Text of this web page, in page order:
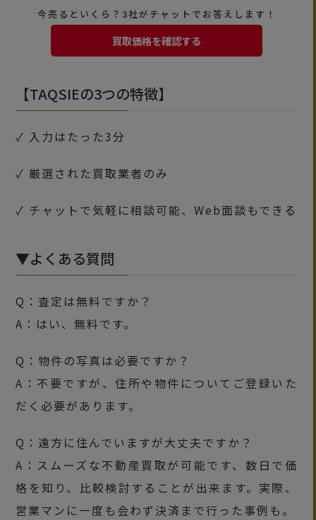
今売るといくら？3社がチャットでお答えします！
買取価格を確認する
【TAQSIEの3つの特徴】
✓ 入力はたった3分
✓ 厳選された買取業者のみ
✓ チャットで気軽に相談可能、Web面談もできる
▼よくある質問
Q：査定は無料ですか？
A：はい、無料です。
Q：物件の写真は必要ですか？
A：不要ですが、住所や物件についてご登録いた
だく必要があります。
Q：遠方に住んでいますが大丈夫ですか？
A：スムーズな不動産買取が可能です、数日で価
格を知り、比較検討することが出来ます。実際、
営業マンに一度も会わず決済まで行った事例も。